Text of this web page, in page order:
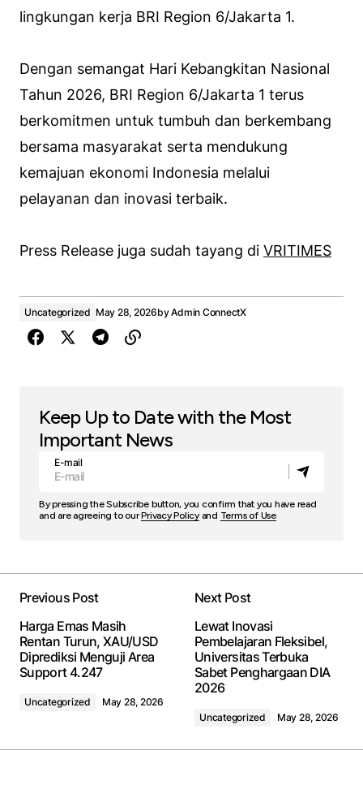
lingkungan kerja BRI Region 6/Jakarta 1.
Dengan semangat Hari Kebangkitan Nasional
Tahun 2026, BRI Region 6/Jakarta 1 terus
berkomitmen untuk tumbuh dan berkembang
bersama masyarakat serta mendukung
kemajuan ekonomi Indonesia melalui
pelayanan dan inovasi terbaik.
Press Release juga sudah tayang di VRITIMES
Uncategorized May 28, 2026byAdmin ConnectX
Keep Up to Date with the Most
Important News
E-mail
By pressing the Subscribe button, you confirm that you have read
and are agreeing to ourPrivacy Policyand Terms of Use
Previous Post
Harga Emas Masih
Rentan Turun, XAU/USD
Diprediksi Menguji Area
Support 4.247
Uncategorized May 28, 2026
Next Post
Lewat Inovasi
Pembelajaran Fleksibel,
Universitas Terbuka
Sabet Penghargaan DIA
2026
Uncategorized May 28, 2026